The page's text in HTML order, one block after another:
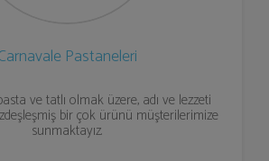
Pastaneleri
ve tatlı olmak üzere, adı ve lezzeti
bir çok ürünü müşterilerimize
sunmaktayız.